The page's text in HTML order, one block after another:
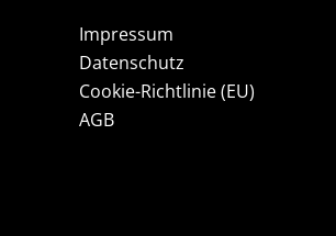
Impressum
Datenschutz
Cookie-Richtlinie (EU)
AGB